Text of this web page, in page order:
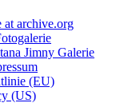
at archive.org
Jimny Galerie
(EU)
(US)